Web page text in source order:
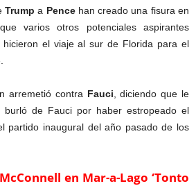
Trump a Pencehan creado una fisura en
varios otros potenciales aspirantes
hicieron el viaje al sur de Florida para el
arremetió contra Fauci , diciendo que le
burló de Fauci por haber estropeado el
partido inaugural del año pasado de los
en Mar-a-Lago ‘Tonto